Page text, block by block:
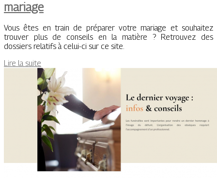
mariage
Vous êtes en train de préparer votre mariage et souhaitez
trouver plus de conseils en la matière ? Retrouvez des
dossiers relatifs à celui-ci sur ce site.
Lire la suite